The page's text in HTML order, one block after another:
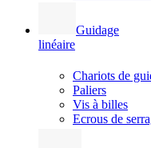
Guidage
linéaire
Chariots de
Paliers
Vis à billes
Ecrous de